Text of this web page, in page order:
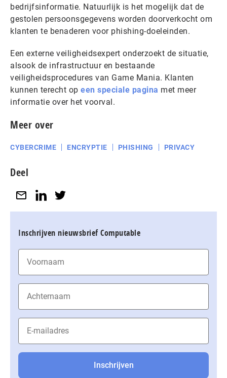
bedrijfsinformatie. Natuurlijk is het mogelijk dat de
gestolen persoonsgegevens worden doorverkocht om
klanten te benaderen voor phishing-doeleinden.
Een externe veiligheidsexpert onderzoekt de situatie,
alsook de infrastructuur en bestaande
veiligheidsprocedures van Game Mania. Klanten
kunnen terecht op een speciale pagina met meer
informatie over het voorval.
Meer over
CYBERCRIME ENCRYPTIE PHISHING PRIVACY
Deel
Inschrijven nieuwsbrief Computable